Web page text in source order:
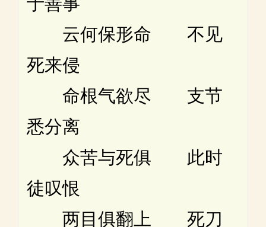
云何保形命 不见
死来侵
命根气欲尽 支节
悉分离
众苦与死俱 此时
徒叹恨
两目俱翻上 死刀